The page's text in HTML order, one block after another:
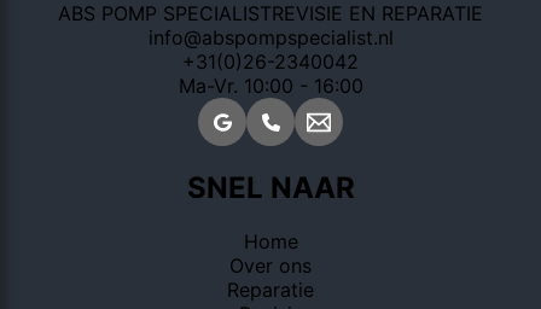
ABS POMP SPECIALISTREVISIE EN REPARATIE
info@abspompspecialist.nl
+31(0)26-2340042
Ma-Vr. 10:00 - 16:00
SNEL NAAR
Home
Over ons
Reparatie